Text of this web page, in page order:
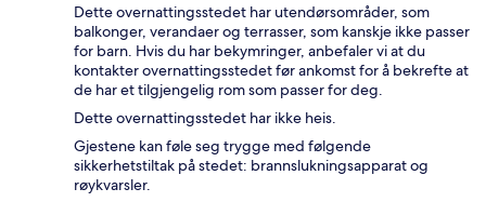
Dette overnattingsstedet har utendørsområder, som
balkonger, verandaer og terrasser, som kanskje ikke passer
for barn. Hvis du har bekymringer, anbefaler vi at du
kontakter overnattingsstedet før ankomst for å bekrefte at
de har et tilgjengelig rom som passer for deg.
Dette overnattingsstedet har ikke heis.
Gjestene kan føle seg trygge med følgende
sikkerhetstiltak på stedet: brannslukningsapparat og
røykvarsler.